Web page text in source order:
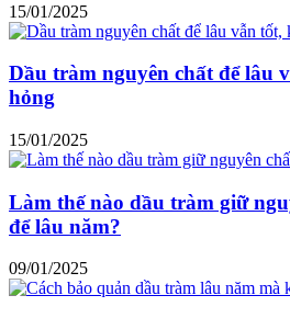
15/01/2025
Dầu tràm nguyên chất để lâu
hỏng
15/01/2025
Làm thế nào dầu tràm giữ
để lâu năm?
09/01/2025